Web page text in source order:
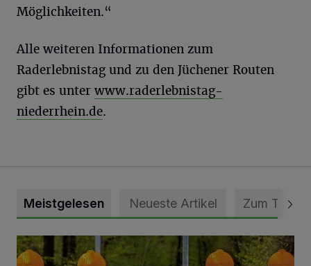
Möglichkeiten.“
Alle weiteren Informationen zum
Raderlebnistag und zu den Jüchener Routen
gibt es unter www.raderlebnistag-
niederrhein.de.
Meistgelesen Neueste Artikel Zum Thema
Vollsperrung der Talstraße in Grevenbroich-Kapellen